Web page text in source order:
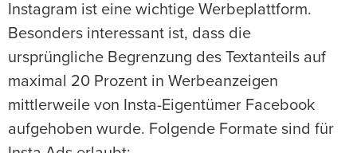
Instagram ist eine wichtige Werbeplattform.
Besonders interessant ist, dass die
ursprüngliche Begrenzung des Textanteils auf
maximal 20 Prozent in Werbeanzeigen
mittlerweile von Insta-Eigentümer Facebook
aufgehoben wurde. Folgende Formate sind für